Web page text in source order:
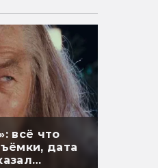
всё что
дата